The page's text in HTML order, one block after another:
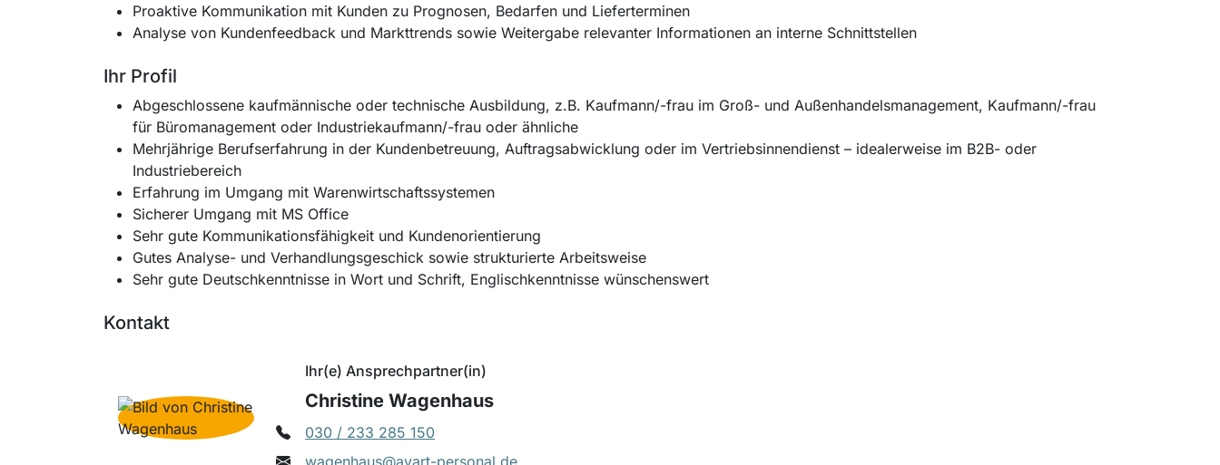
Proaktive Kommunikation mit Kunden zu Prognosen, Bedarfen und Lieferterminen
Analyse von Kundenfeedback und Markttrends sowie Weitergabe relevanter Informationen an interne Schnittstellen
Ihr Profil
Abgeschlossene kaufmännische oder technische Ausbildung, z.B. Kaufmann/-frau im Groß- und Außenhandelsmanagement, Kaufmann/-frau
für Büromanagement oder Industriekaufmann/-frau oder ähnliche
Mehrjährige Berufserfahrung in der Kundenbetreuung, Auftragsabwicklung oder im Vertriebsinnendienst – idealerweise im B2B- oder
Industriebereich
Erfahrung im Umgang mit Warenwirtschaftssystemen
Sicherer Umgang mit MS Office
Sehr gute Kommunikationsfähigkeit und Kundenorientierung
Gutes Analyse- und Verhandlungsgeschick sowie strukturierte Arbeitsweise
Sehr gute Deutschkenntnisse in Wort und Schrift, Englischkenntnisse wünschenswert
Kontakt
Ihr(e) Ansprechpartner(in)
Christine Wagenhaus
030 / 233 285 150